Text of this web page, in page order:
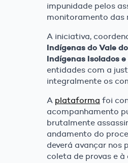
impunidade pelos
monitoramento das
A iniciativa,
Indígenas do Vale
Indígenas Isolados
entidades com a
integralmente os
A plataforma foi
acompanhamento
brutalmente
andamento do
deverá avançar nos
coleta de provas e